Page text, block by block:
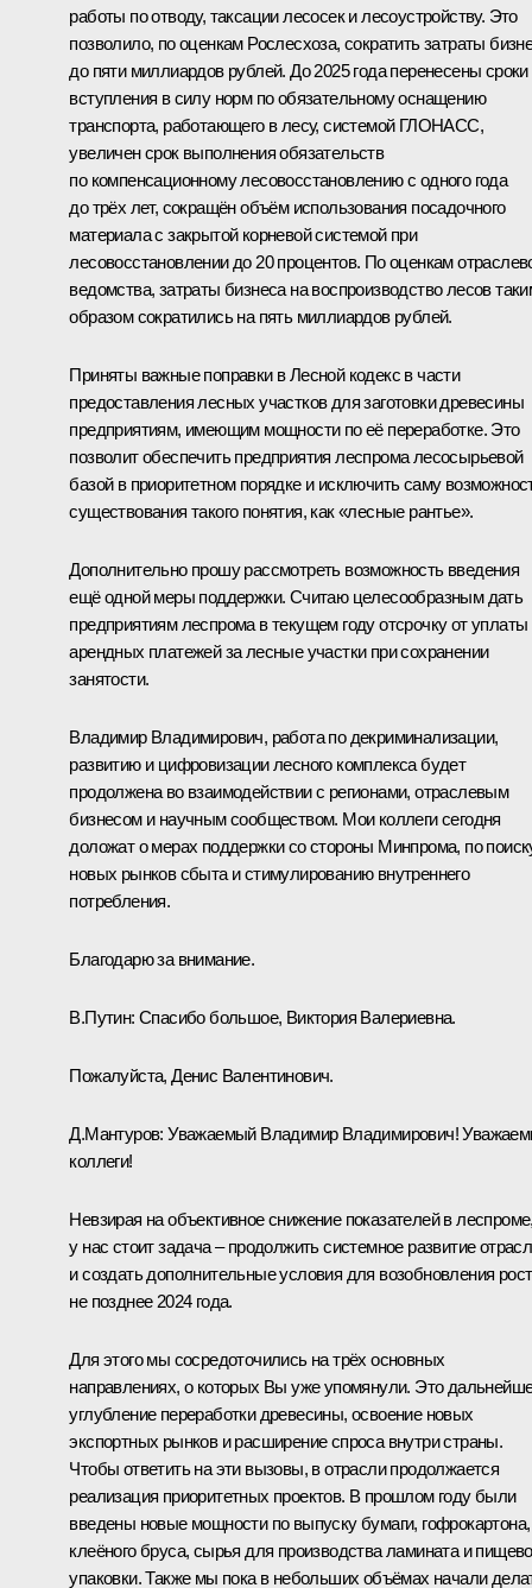
работы по отводу, таксации лесосек и лесоустройству. Это
позволило, по оценкам Рослесхоза, сократить затраты
до пяти миллиардов рублей. До 2025 года перенесены сроки
вступления в силу норм по обязательному оснащению
транспорта, работающего в лесу, системой ГЛОНАСС,
увеличен срок выполнения обязательств
по компенсационному лесовосстановлению с одного года
до трёх лет, сокращён объём использования посадочного
материала с закрытой корневой системой при
лесовосстановлении до 20 процентов. По оценкам
ведомства, затраты бизнеса на воспроизводство лесов
образом сократились на пять миллиардов рублей.
Приняты важные поправки в Лесной кодекс в части
предоставления лесных участков для заготовки древесины
предприятиям, имеющим мощности по её переработке. Это
позволит обеспечить предприятия леспрома лесосырьевой
базой в приоритетном порядке и исключить саму
существования такого понятия, как «лесные рантье».
Дополнительно прошу рассмотреть возможность введения
ещё одной меры поддержки. Считаю целесообразным дать
предприятиям леспрома в текущем году отсрочку от уплаты
арендных платежей за лесные участки при сохранении
занятости.
Владимир Владимирович, работа по декриминализации,
развитию и цифровизации лесного комплекса будет
продолжена во взаимодействии с регионами, отраслевым
бизнесом и научным сообществом. Мои коллеги сегодня
доложат о мерах поддержки со стороны Минпрома, по
новых рынков сбыта и стимулированию внутреннего
потребления.
Благодарю за внимание.
В.Путин: Спасибо большое, Виктория Валериевна.
Пожалуйста, Денис Валентинович.
Д.Мантуров: Уважаемый Владимир Владимирович!
коллеги!
Невзирая на объективное снижение показателей в
у нас стоит задача – продолжить системное развитие
и создать дополнительные условия для возобновления
не позднее 2024 года.
Для этого мы сосредоточились на трёх основных
направлениях, о которых Вы уже упомянули. Это
углубление переработки древесины, освоение новых
экспортных рынков и расширение спроса внутри страны.
Чтобы ответить на эти вызовы, в отрасли продолжается
реализация приоритетных проектов. В прошлом году были
введены новые мощности по выпуску бумаги, гофрокартона,
клеёного бруса, сырья для производства ламината и
упаковки. Также мы пока в небольших объёмах начали